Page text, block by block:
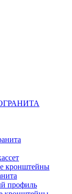
кронштейны
профиль